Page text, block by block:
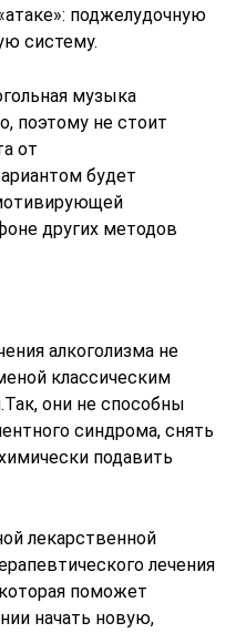
поджелудочную
систему.
музыка
поэтому не стоит
от
будет
других методов
алкоголизма не
классическим
они не способны
синдрома, снять
подавить
лекарственной
лечения
поможет
начать новую,